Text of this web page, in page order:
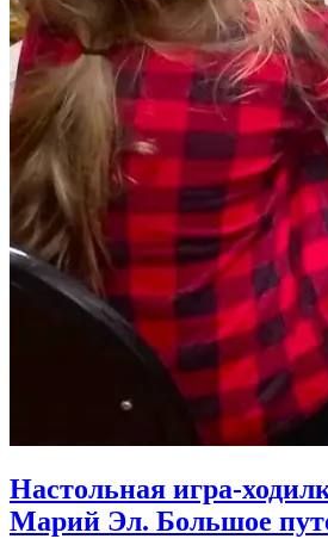
Настольная игра-
Марий Эл. Большое